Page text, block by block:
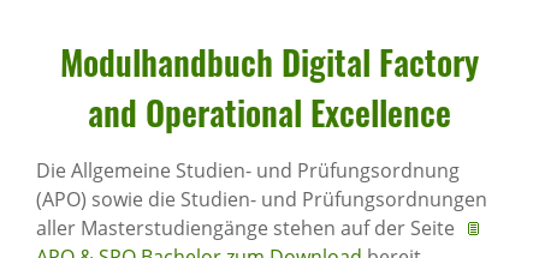
Modul­hand­buch Digital Factory
and Opera­ti­onal Excel­lence
Die Allgemeine Studien- und Prüfungsordnung
(APO) sowie die Studien- und Prüfungsordnungen
aller Masterstudiengänge stehen auf der Seite